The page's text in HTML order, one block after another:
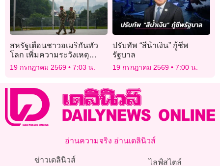
สหรัฐเตือนชาวอเมริกันทั่ว
โลก เพิ่มความระวังเหตุ
สงครามอิหร่านตึงเครียด
19 กรกฎาคม 2569 7:03 น.
ปรับทัพ “สีน้ำเงิน” กู้ชีพ
รัฐบาล
19 กรกฎาคม 2569 7:00 น.
อ่านความจริง อ่านเดลินิวส์
ข่าวเดลินิวส์
ไลฟ์สไตล์